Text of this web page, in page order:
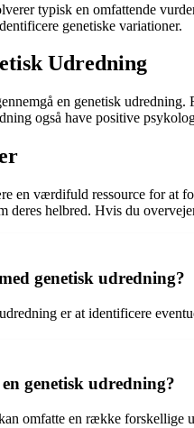
typisk en omfattende
genetiske variationer.
Udredning
en genetisk
også have positive
en værdifuld ressource for at
deres helbred. Hvis du
genetisk udredning?
er at identificere
genetisk udredning?
omfatte en række forskellige